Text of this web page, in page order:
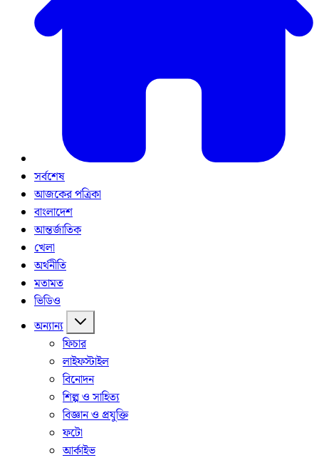
সর্বশেষ
আজকের পত্রিকা
বাংলাদেশ
আন্তর্জাতিক
খেলা
অর্থনীতি
মতামত
ভিডিও
অন্যান্য
ফিচার
লাইফস্টাইল
বিনোদন
শিল্প ও সাহিত্য
বিজ্ঞান ও প্রযুক্তি
ফটো
আর্কাইভ